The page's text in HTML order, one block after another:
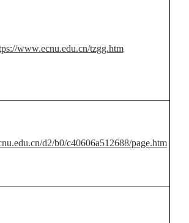
www.ecnu.edu.cn/tzgg.htm
d2/b0/c40606a512688/page.htm